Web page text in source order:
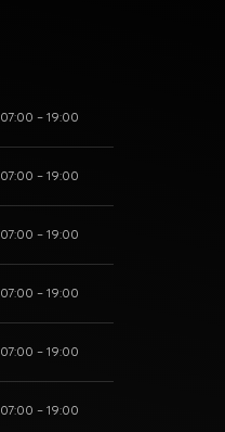
07:00 – 19:00
07:00 – 19:00
07:00 – 19:00
07:00 – 19:00
07:00 – 19:00
07:00 – 19:00